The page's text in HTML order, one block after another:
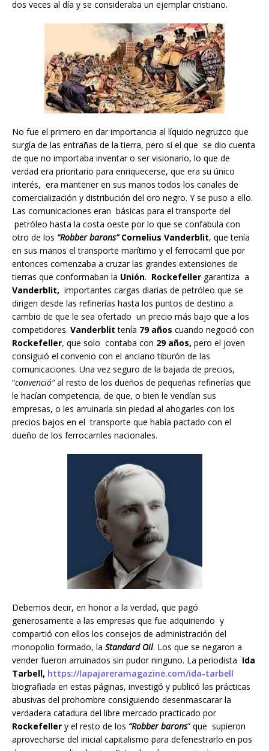
dos veces al día y se consideraba un ejemplar cristiano.
No fue el primero en dar importancia al líquido negruzco que
surgía de las entrañas de la tierra, pero sí el que se dio cuenta
de que no importaba inventar o ser visionario, lo que de
verdad era prioritario para enriquecerse, que era su único
interés, era mantener en sus manos todos los canales de
comercialización y distribución del oro negro. Y se puso a ello.
Las comunicaciones eran básicas para el transporte del
petróleo hasta la costa oeste por lo que se confabula con
otro de los “Robber barons” Cornelius Vanderblit, que tenía
en sus manos el transporte marítimo y el ferrocarril que por
entonces comenzaba a cruzar las grandes extensiones de
tierras que conformaban la Unión. Rockefeller garantiza a
Vanderblit, importantes cargas diarias de petróleo que se
dirigen desde las refinerías hasta los puntos de destino a
cambio de que le sea ofertado un precio más bajo que a los
competidores. Vanderblittenía 79 años cuando negoció con
Rockefeller, que solo contaba con 29 años, pero el joven
consiguió el convenio con el anciano tiburón de las
comunicaciones. Una vez seguro de la bajada de precios,
“convenció”al resto de los dueños de pequeñas refinerías que
le hacían competencia, de que, o bien le vendían sus
empresas, o les arruinaría sin piedad al ahogarles con los
precios bajos en el transporte que había pactado con el
dueño de los ferrocarriles nacionales.
Debemos decir, en honor a la verdad, que pagó
generosamente a las empresas que fue adquiriendo y
compartió con ellos los consejos de administración del
monopolio formado, la Standard Oil. Los que se negaron a
vender fueron arruinados sin pudor ninguno. La periodista Ida
Tarbell, https://lapajareramagazine.com/ida-tarbell
biografiada en estas páginas, investigó y publicó las prácticas
abusivas del prohombre consiguiendo desenmascarar la
verdadera catadura del libre mercado practicado por
Rockefeller y el resto de los “Robber barons” que supieron
aprovecharse del inicial capitalismo para defenestrarlo en pos